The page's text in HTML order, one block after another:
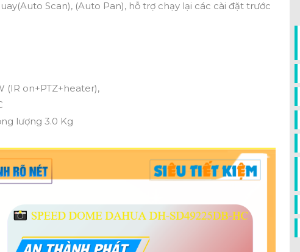
Scan), (Auto Pan), hỗ trợ chạy lại các cài đặt trước
(IR on+PTZ+heater),
lượng 3.0 Kg